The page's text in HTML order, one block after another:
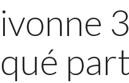
ivonne 3
qué